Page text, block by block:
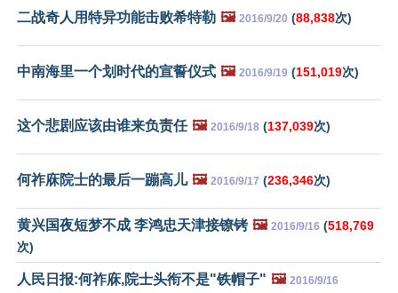
二战奇人用特异功能击败希特勒 🖼️ 2016/9/20 (88,838次)
中南海里一个划时代的宣誓仪式 🖼️ 2016/9/19 (151,019次)
这个悲剧应该由谁来负责任 🖼️ 2016/9/18 (137,039次)
何祚庥院士的最后一蹦高儿 🖼️ 2016/9/17 (236,346次)
黄兴国夜短梦不成 李鸿忠天津接镣铐 🖼️ 2016/9/16 (518,769
次)
人民日报:何祚庥,院士头衔不是"铁帽子" 🖼️ 2016/9/16